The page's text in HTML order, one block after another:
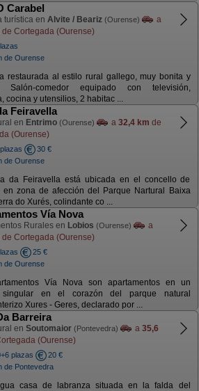
Carabel
turística en Alvite / Beariz (Ourense)
a
de Cortegada (Ourense)
de Ourense
restaurada al estilo rural gallego, muy bonita y
Salón-comedor equipado con televisión,
cocina y utensilios, 2 habitac ...
Feiravella
en Entrimo (Ourense) a 32,4 km de
(Ourense)
30 €
de Ourense
da Feiravella está ubicada en el concello de
en zona de afección del Parque Nartural Baixa
do Xurés, colindante co ...
Vía Nova
Rurales en Lobios (Ourense)
a
de Cortegada (Ourense)
25 €
de Ourense
Vía Nova son apartamentos en un
singular en el corazón del parque natural
Xures - Geres, declarado por ...
Barreira
en Soutomaior (Pontevedra) a 35,6
(Ourense)
plazas
20 €
de Pontevedra
casa de labranza situada en la falda del